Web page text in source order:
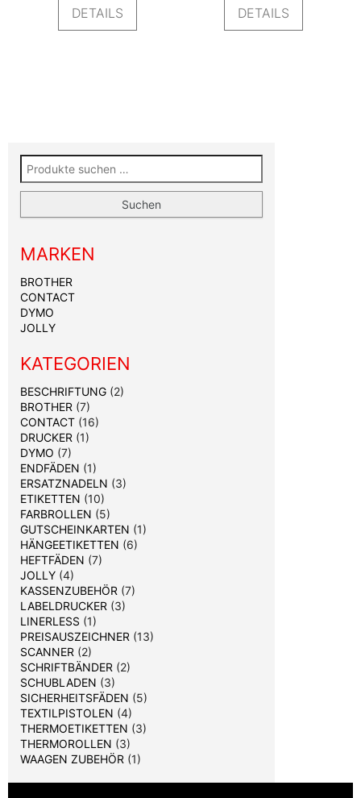
DETAILS DETAILS
Suchen nach:
Suchen
MARKEN
BROTHER
CONTACT
DYMO
JOLLY
KATEGORIEN
BESCHRIFTUNG (2)
BROTHER (7)
CONTACT (16)
DRUCKER (1)
DYMO (7)
ENDFÄDEN (1)
ERSATZNADELN (3)
ETIKETTEN (10)
FARBROLLEN (5)
GUTSCHEINKARTEN (1)
HÄNGEETIKETTEN (6)
HEFTFÄDEN (7)
JOLLY (4)
KASSENZUBEHÖR (7)
LABELDRUCKER (3)
LINERLESS (1)
PREISAUSZEICHNER (13)
SCANNER (2)
SCHRIFTBÄNDER (2)
SCHUBLADEN (3)
SICHERHEITSFÄDEN (5)
TEXTILPISTOLEN (4)
THERMOETIKETTEN (3)
THERMOROLLEN (3)
WAAGEN ZUBEHÖR (1)